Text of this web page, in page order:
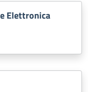
Elettronica